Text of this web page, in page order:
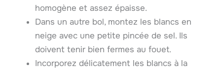
homogène et assez épaisse.
Dans un autre bol, montez les blancs en
neige avec une petite pincée de sel. Ils
doivent tenir bien fermes au fouet.
Incorporez délicatement les blancs à la